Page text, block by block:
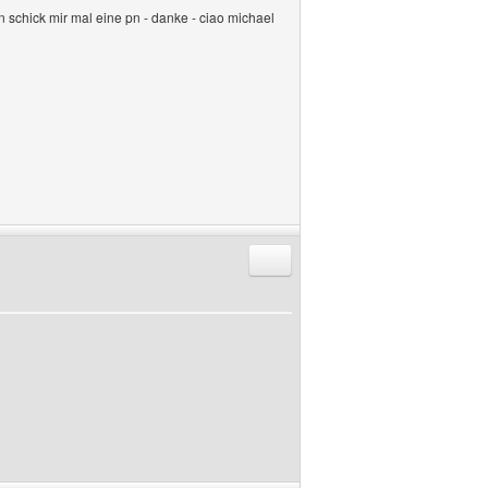
mir mal eine pn - danke - ciao michael